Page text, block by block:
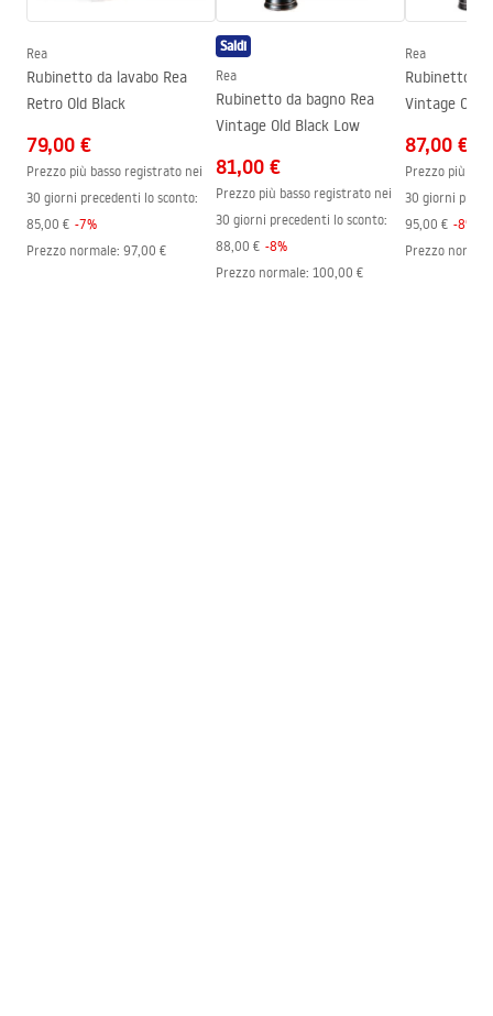
Electroplating
Diametro di connessione
Condizioni di garanzia
Warranty_Terms_and_Conditions_Faucets_-_5.pdf
Rea
Rubinetto da lavabo Rea
Retro Old Black
79,00 €
Prezzo più basso registrato nei
30 giorni precedenti lo sconto:
85,00 € -7%
Prezzo normale: 97,00 €
Saldi
Rea
Rubinetto da bagno Rea
Vintage Old Black Low
81,00 €
Prezzo più basso registrato nei
30 giorni precedenti lo sconto:
88,00 € -8%
Prezzo normale: 100,00 €
Rea
Rubinetto
Vintage Old
87,00 €
Prezzo più
30 giorni
95,00 € -8%
Prezzo